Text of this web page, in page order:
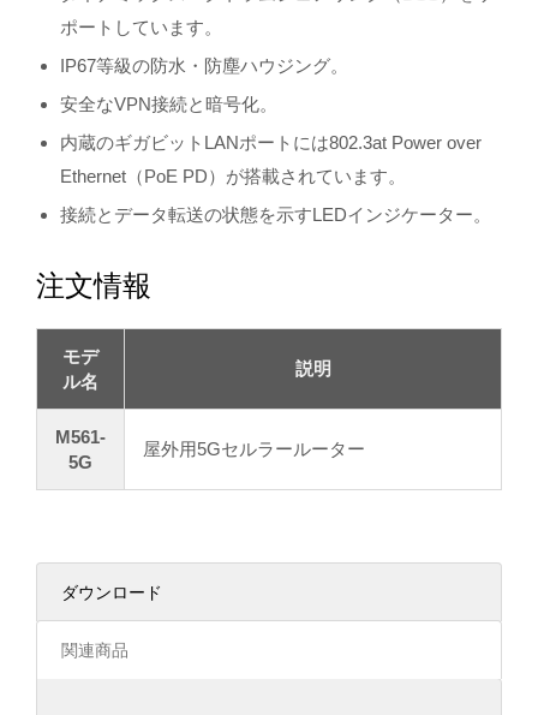
ポートしています。
IP67等級の防水・防塵ハウジング。
安全なVPN接続と暗号化。
内蔵のギガビットLANポートには802.3at Power over
Ethernet（PoE PD）が搭載されています。
接続とデータ転送の状態を示すLEDインジケーター。
注文情報
モデ
ル名
説明
M561-
5G
屋外用5Gセルラールーター
ダウンロード
関連商品